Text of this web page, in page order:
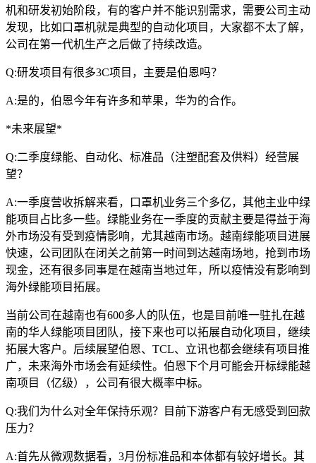
机和研发初始阶段，有的客户并不能识别需求，需要公司主动
发现，比如口罩机就是典型的自动化项目，大家都不太了解，
公司在第一代机生产之后做了持续改造。
Q:研发项目有很多3C项目，主要是伯恩吗？
A:是的，伯恩今年有许多和苹果，华为的合作。
*未来展望*
Q:二季度绿能、自动化、标准品（注塑配套及供料）经营展
望？
A:一季度营收拆解来看，口罩机业务三个多亿，其他主业中绿
能项目占比多一些。绿能业务在一季度的贡献主要是得益于海
外市场没有受到疫情影响，尤其越南市场。越南绿能项目进展
快速，公司团队在闭关之前第一时间到达越南场地，抢到市场
现金，还有很多同事是在越南当地过年，所以疫情没有影响到
海外绿能项目拓展。
当前公司在越南也有600多人的队伍，也是目前唯一驻扎在越
南的华人绿能项目团队，接下来也可以拓展自动化项目，继续
拓展大客户。后续展望伯恩、TCL、立讯也都会继续有项目推
广，未来海外市场会有延续性。伯恩下个月可能会开标绿能越
南项目（亿级），公司有很大概率中标。
Q:我们为什么对全年保持乐观？目前下游客户有无感受到回款
压力？
A:首先从微观数据看，3月份标准品和本体都有较好增长。其